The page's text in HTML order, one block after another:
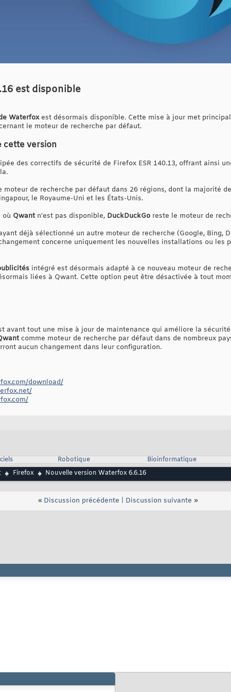
est disponible
Waterfox est désormais disponible. Cette mise à jour met
le moteur de recherche par défaut.
cette version
des correctifs de sécurité de Firefox ESR 140.13, offrant ainsi
de recherche par défaut dans 26 régions, dont la majorité
le Royaume-Uni et les États-Unis.
où Qwantn'est pas disponible, DuckDuckGo reste le moteur de
déjà sélectionné un autre moteur de recherche (Google, Bing,
concerne uniquement les nouvelles installations ou les
intégré est désormais adapté à ce nouveau moteur de
liées à Qwant. Cette option peut être désactivée à tout
avant tout une mise à jour de maintenance qui améliore la
comme moteur de recherche par défaut dans de nombreux
aucun changement dans leur configuration.
download/
Robotique Bioinformatique
Firefox Nouvelle version Waterfox 6.6.16
« Discussion précédente Discussion suivante »